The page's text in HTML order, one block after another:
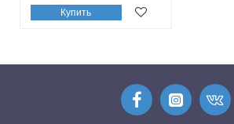
Купить